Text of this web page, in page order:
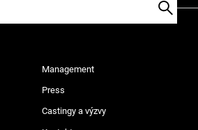
Management
Press
Castingy a výzvy